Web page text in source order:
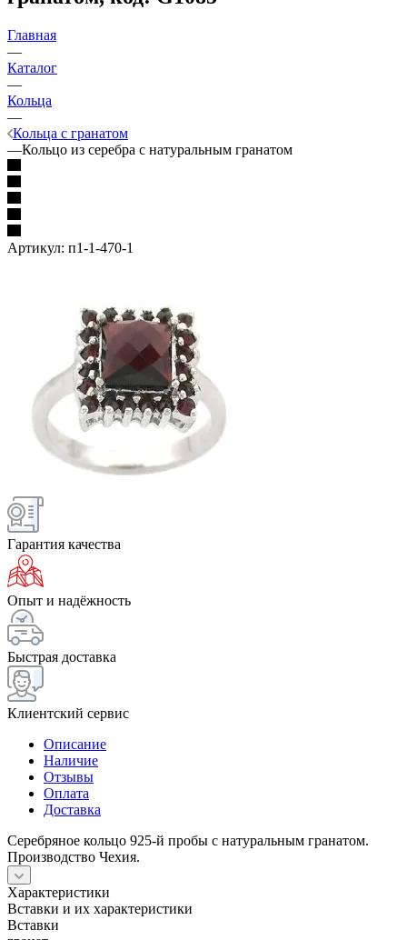
Главная
—
Каталог
—
Кольца
—
Кольца с гранатом
—Кольцо из серебра с натуральным гранатом
Артикул: п1-1-470-1
Гарантия качества
Опыт и надёжность
Быстрая доставка
Клиентский сервис
Описание
Наличие
Отзывы
Оплата
Доставка
Серебряное кольцо 925-й пробы с натуральным гранатом.
Производство Чехия.
Характеристики
Вставки и их характеристики
Вставки